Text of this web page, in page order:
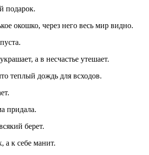
подарок.
окошко, через него весь мир видно.
а в несчастье утешает.
теплый дождь для всходов.
придала.
берет.
а к себе манит.